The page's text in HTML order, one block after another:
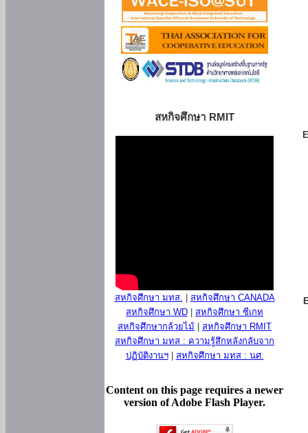
สหกิจศึกษา RMIT
สหกิจศึกษา มทส.
สหกิจศึกษา CANADA
สหกิจศึกษา WD
สหกิจศึกษา ซีเกท
สหกิจศึกษากล้วยไม้
สหกิจศึกษา RMIT
สหกิจศึกษา มทส : ความรู้สึกหลังกลับจาก
ปฏิบัติงานฯ| สหกิจศึกษา มทส : นศ.
Content on this page requires a newer
version of Adobe Flash Player.